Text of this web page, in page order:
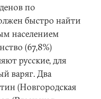
по
быстро найти
населением
(67,8%)
русские, для
варяг. Два
(Новгородская